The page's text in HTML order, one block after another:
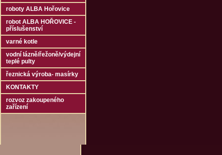
roboty ALBA Hořovice
robot ALBA HOŘOVICE -
příslušenství
varné kotle
vodní lázně/řežoně/výdejní
teplé pulty
řeznická výroba- masírky
KONTAKTY
rozvoz zakoupeného
zařízení